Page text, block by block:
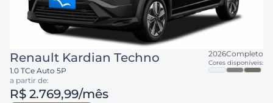
Renault Kardian Techno
1.0 TCe Auto 5P
2026Completo
Cores disponíveis:
a partir de:
R$ 2.769,99/mês